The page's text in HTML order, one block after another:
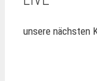
unsere nächsten